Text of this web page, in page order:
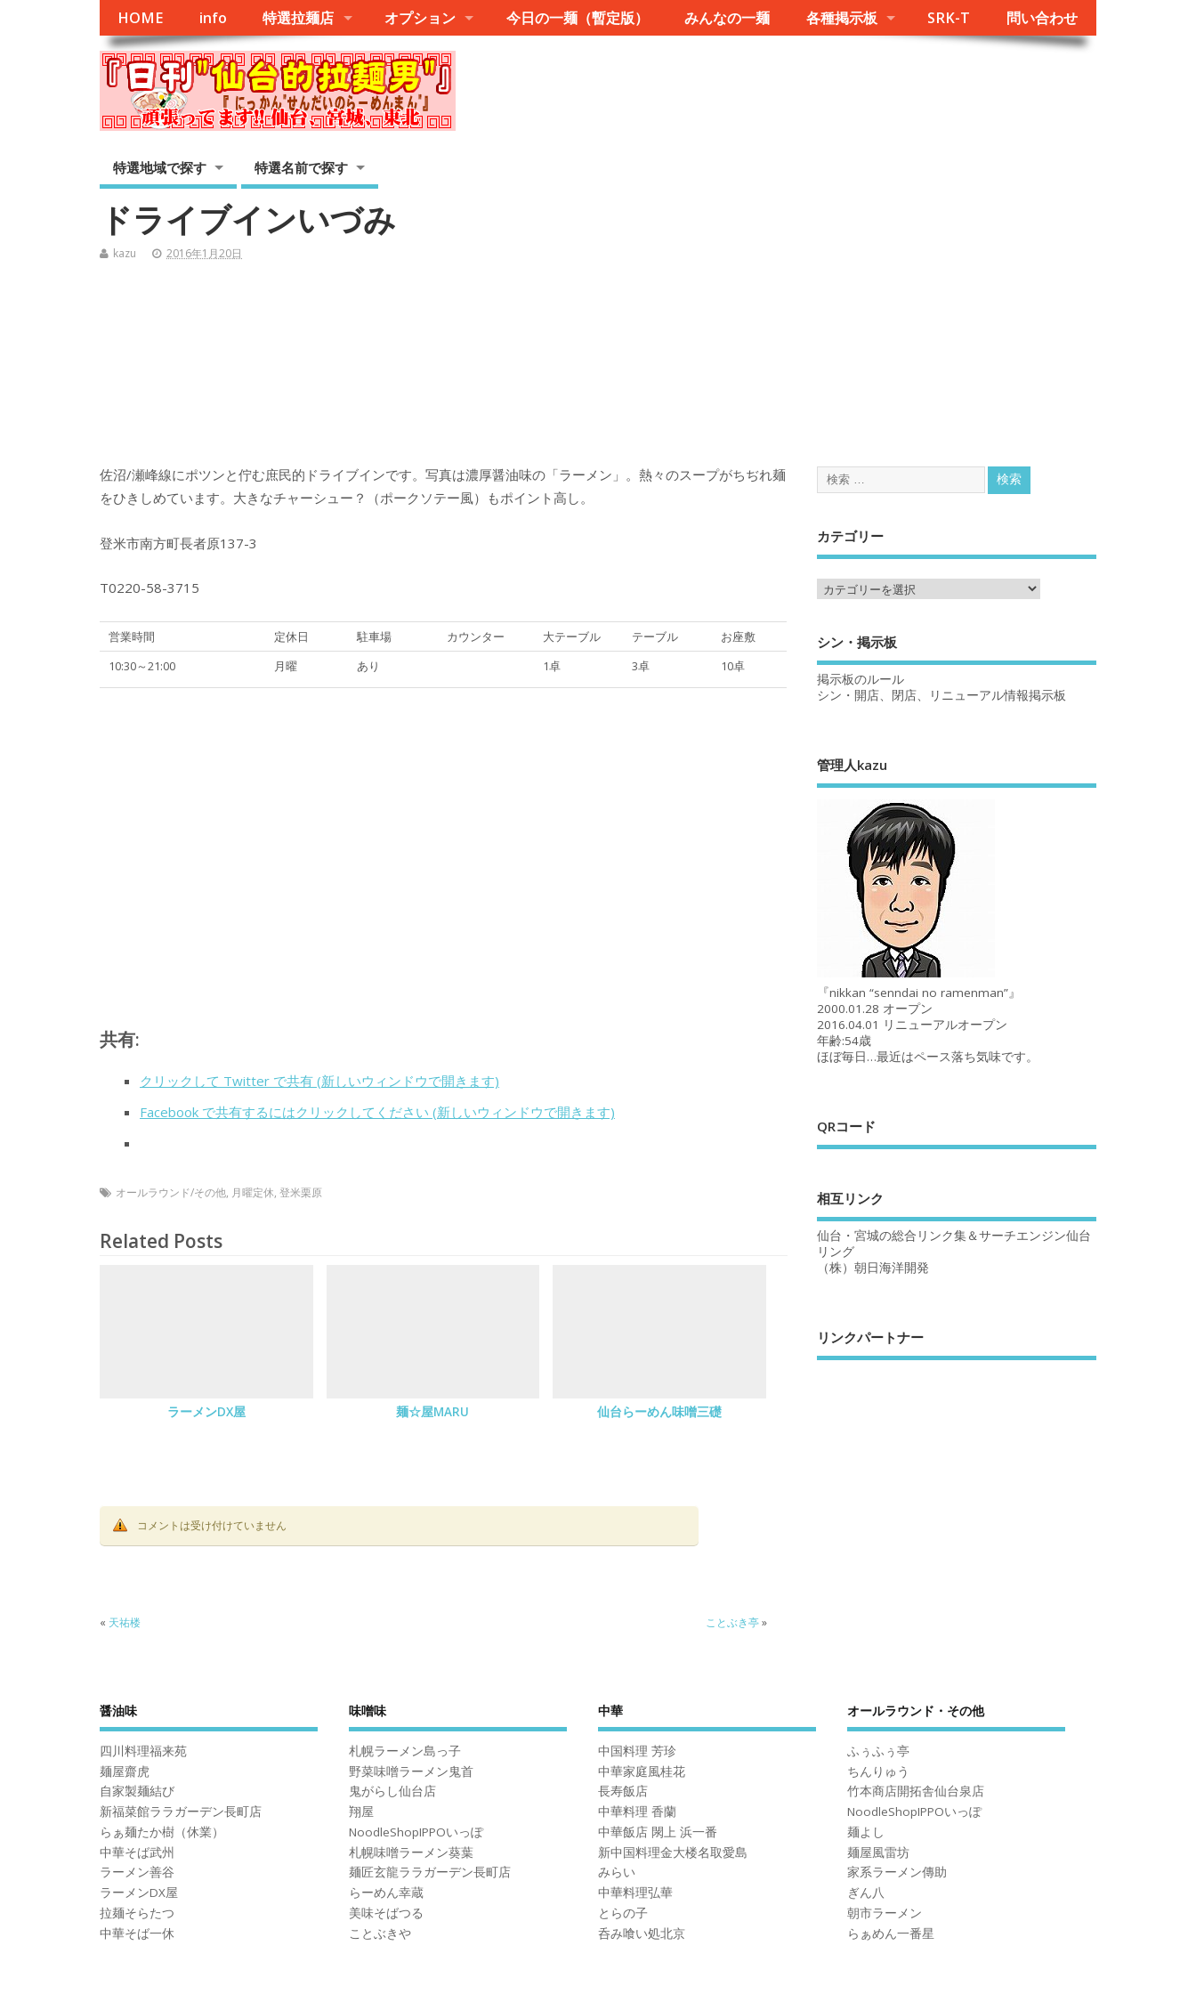
HOME info 特選拉麺店 オプション 今日の一麺（暫定版） みんなの一麺 各種掲示板 SRK-T 問い合わせ
特選地域で探す 特選名前で探す
ドライブインいづみ
kazu 2016年1月20日
佐沼/瀬峰線にポツンと佇む庶民的ドライブインです。写真は濃厚醤油味の「ラーメン」。熱々のスープがちぢれ麺
をひきしめています。大きなチャーシュー？（ポークソテー風）もポイント高し。
登米市南方町長者原137-3
T0220-58-3715
営業時間 定休日 駐車場 カウンター 大テーブル テーブル
お座敷
10:30～21:00
月曜 あり 1卓 3卓 10卓
共有:
クリックして Twitter で共有 (新しいウィンドウで開きます)
Facebook で共有するにはクリックしてください (新しいウィンドウで開きます)
オールラウンド/その他, 月曜定休, 登米栗原
Related Posts
ラーメンDX屋 麺☆屋MARU 仙台らーめん味噌三礎
コメントは受け付けていません
« 天祐楼 ことぶき亭»
カテゴリー
シン・掲示板
掲示板のルール
シン・開店、閉店、リニューアル情報掲示板
管理人kazu
『nikkan “senndai no ramenman”』
2000.01.28 オープン
2016.04.01 リニューアルオープン
年齢:54歳
ほぼ毎日…最近はペース落ち気味です。
QRコード
相互リンク
仙台・宮城の総合リンク集＆サーチエンジン仙台
リング
（株）朝日海洋開発
リンクパートナー
醤油味
四川料理福来苑
麺屋齋虎
自家製麺結び
新福菜館ララガーデン長町店
らぁ麺たか樹（休業）
中華そば武州
ラーメン善谷
ラーメンDX屋
拉麺そらたつ
中華そば一休
味噌味
札幌ラーメン島っ子
野菜味噌ラーメン鬼首
鬼がらし仙台店
翔屋
NoodleShopIPPOいっぽ
札幌味噌ラーメン葵葉
麺匠玄龍ララガーデン長町店
らーめん幸蔵
美味そばつる
ことぶきや
中華
中国料理 芳珍
中華家庭風桂花
長寿飯店
中華料理 香蘭
中華飯店 閖上 浜一番
新中国料理金大楼名取愛島
みらい
中華料理弘華
とらの子
呑み喰い処北京
オールラウンド・その他
ふぅふぅ亭
ちんりゅう
竹本商店開拓舎仙台泉店
NoodleShopIPPOいっぽ
麺よし
麺屋風雷坊
家系ラーメン傳助
ぎん八
朝市ラーメン
らぁめん一番星